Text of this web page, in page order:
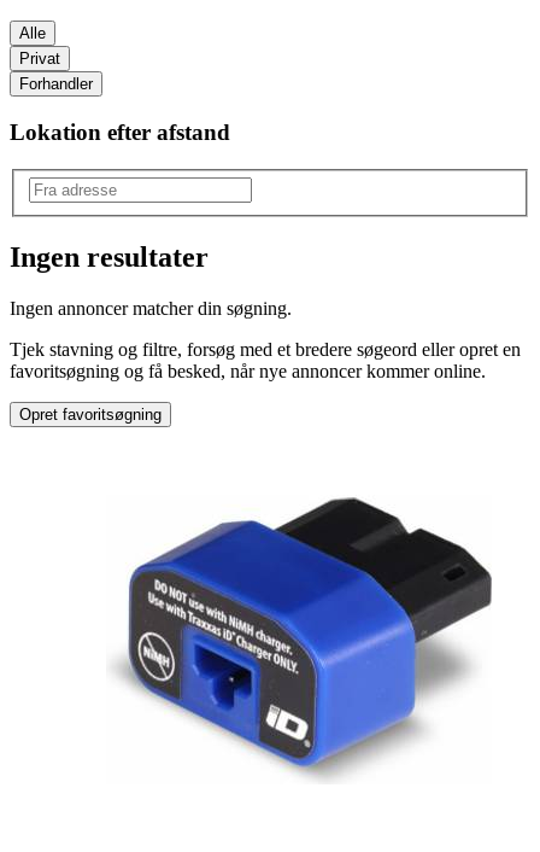
Alle
Privat
Forhandler
Lokation efter afstand
Figurer
Mærke
Andet mærke
Ingen resultater
Ingen annoncer matcher din søgning.
Tjek stavning og filtre, forsøg med et bredere søgeord eller opret en
favoritsøgning og få besked, når nye annoncer kommer online.
Opret favoritsøgning